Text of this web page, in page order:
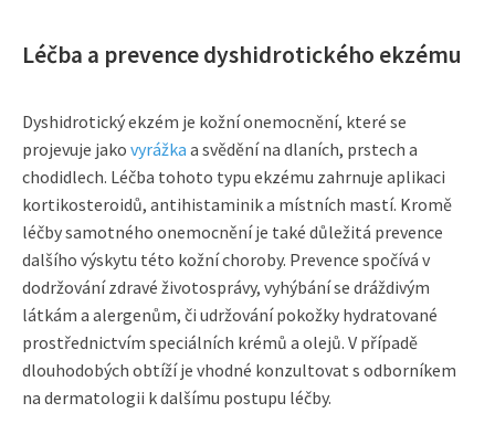
Léčba a prevence dyshidrotického ekzému
Dyshidrotický ekzém je kožní onemocnění, které se
projevuje jako vyrážka a svědění na dlaních, prstech a
chodidlech. Léčba tohoto typu ekzému zahrnuje aplikaci
kortikosteroidů, antihistaminik a místních mastí. Kromě
léčby samotného onemocnění je také důležitá prevence
dalšího výskytu této kožní choroby. Prevence spočívá v
dodržování zdravé životosprávy, vyhýbání se dráždivým
látkám a alergenům, či udržování pokožky hydratované
prostřednictvím speciálních krémů a olejů. V případě
dlouhodobých obtíží je vhodné konzultovat s odborníkem
na dermatologii k dalšímu postupu léčby.